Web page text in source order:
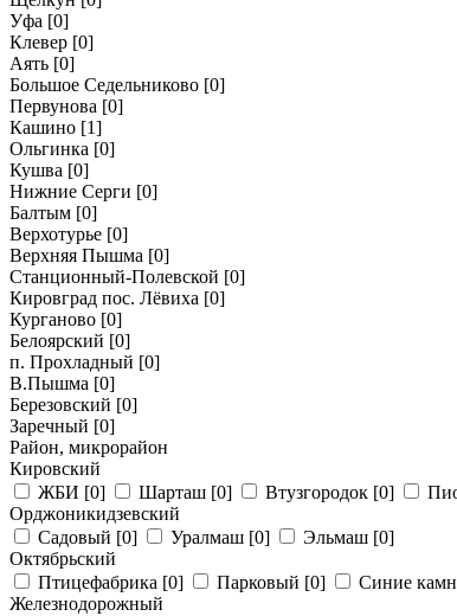
Уфа [0]
Клевер [0]
Аять [0]
Большое Седельниково [0]
Первунова [0]
Кашино [1]
Ольгинка [0]
Кушва [0]
Нижние Серги [0]
Балтым [0]
Верхотурье [0]
Верхняя Пышма [0]
Станционный-Полевской [0]
Кировград пос. Лёвиха [0]
Курганово [0]
Белоярский [0]
п. Прохладный [0]
В.Пышма [0]
Березовский [0]
Заречный [0]
Район, микрорайон
Кировский
ЖБИ [0] Шарташ [0] Втузгородок [0]
Орджоникидзевский
Садовый [0] Уралмаш [0] Эльмаш [0]
Октябрьский
Птицефабрика [0] Парковый [0] Синие
Железнодорожный